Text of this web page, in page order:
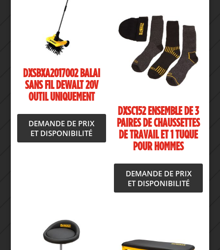
DXSBXA2017002 BALAI
SANS FIL DEWALT 20V
OUTIL UNIQUEMENT
DEMANDE DE PRIX
ET DISPONIBILITÉ
DXSC152 ENSEMBLE DE 3
PAIRES DE CHAUSSETTES
DE TRAVAIL ET 1 TUQUE
POUR HOMMES
DEMANDE DE PRIX
ET DISPONIBILITÉ